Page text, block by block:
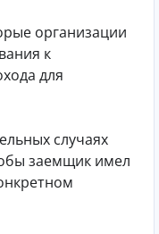
организации
к
для
случаях
заемщик имел